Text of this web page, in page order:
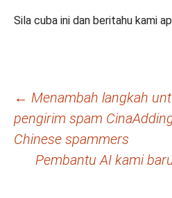
Sila cuba ini dan beritahu kami
Navigasi
kiriman
← Menambah langkah
pengirim spam
Chinese spammers
Pembantu AI kami